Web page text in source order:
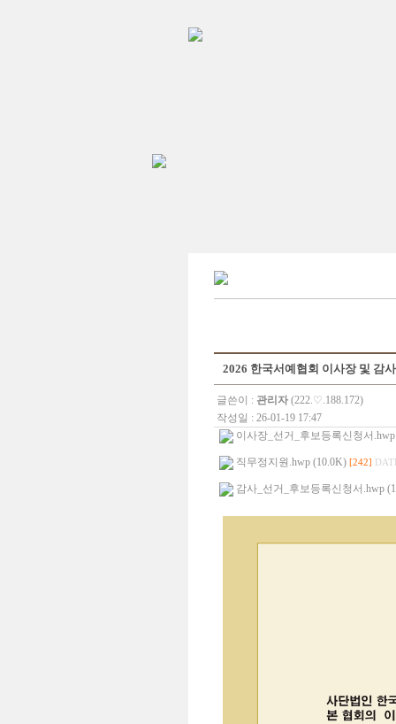
2026 한국서예협회 이사장 및 감
글쓴이 : 관리자 (222.♡.188.172)
작성일 : 26-01-19 17:47
이사장_선거_후보등록신청서
직무정지원.hwp (10.0K) [242]
감사_선거_후보등록신청서.hwp